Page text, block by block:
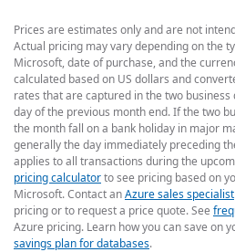
Prices are estimates only and are not
Actual pricing may vary depending on the
Microsoft, date of purchase, and the
calculated based on US dollars and
rates that are captured in the two
day of the previous month end. If the two
the month fall on a bank holiday in major
generally the day immediately preceding
applies to all transactions during the
pricing calculatorto see pricing based on
Microsoft. Contact anAzure sales specialist
pricing or to request a price quote. See
Azure pricing. Learn how you can save on
savings plan for databases.